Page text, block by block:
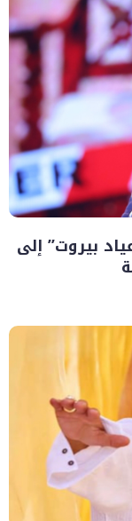
بيروت” إلى